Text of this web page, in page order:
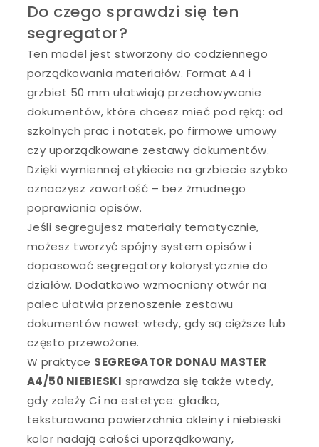
Do czego sprawdzi się ten
segregator?
Ten model jest stworzony do codziennego
porządkowania materiałów. Format A4 i
grzbiet 50 mm ułatwiają przechowywanie
dokumentów, które chcesz mieć pod ręką: od
szkolnych prac i notatek, po firmowe umowy
czy uporządkowane zestawy dokumentów.
Dzięki wymiennej etykiecie na grzbiecie szybko
oznaczysz zawartość – bez żmudnego
poprawiania opisów.
Jeśli segregujesz materiały tematycznie,
możesz tworzyć spójny system opisów i
dopasować segregatory kolorystycznie do
działów. Dodatkowo wzmocniony otwór na
palec ułatwia przenoszenie zestawu
dokumentów nawet wtedy, gdy są cięższe lub
często przewożone.
W praktyce SEGREGATOR DONAU MASTER
A4/50 NIEBIESKI sprawdza się także wtedy,
gdy zależy Ci na estetyce: gładka,
teksturowana powierzchnia okleiny i niebieski
kolor nadają całości uporządkowany,